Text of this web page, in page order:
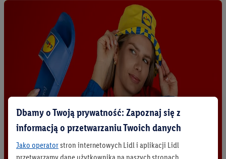
Dbamy o Twoją prywatność: Zapoznaj się z
informacją o przetwarzaniu Twoich danych
Jako operatorstron internetowych Lidl i aplikacji Lidl